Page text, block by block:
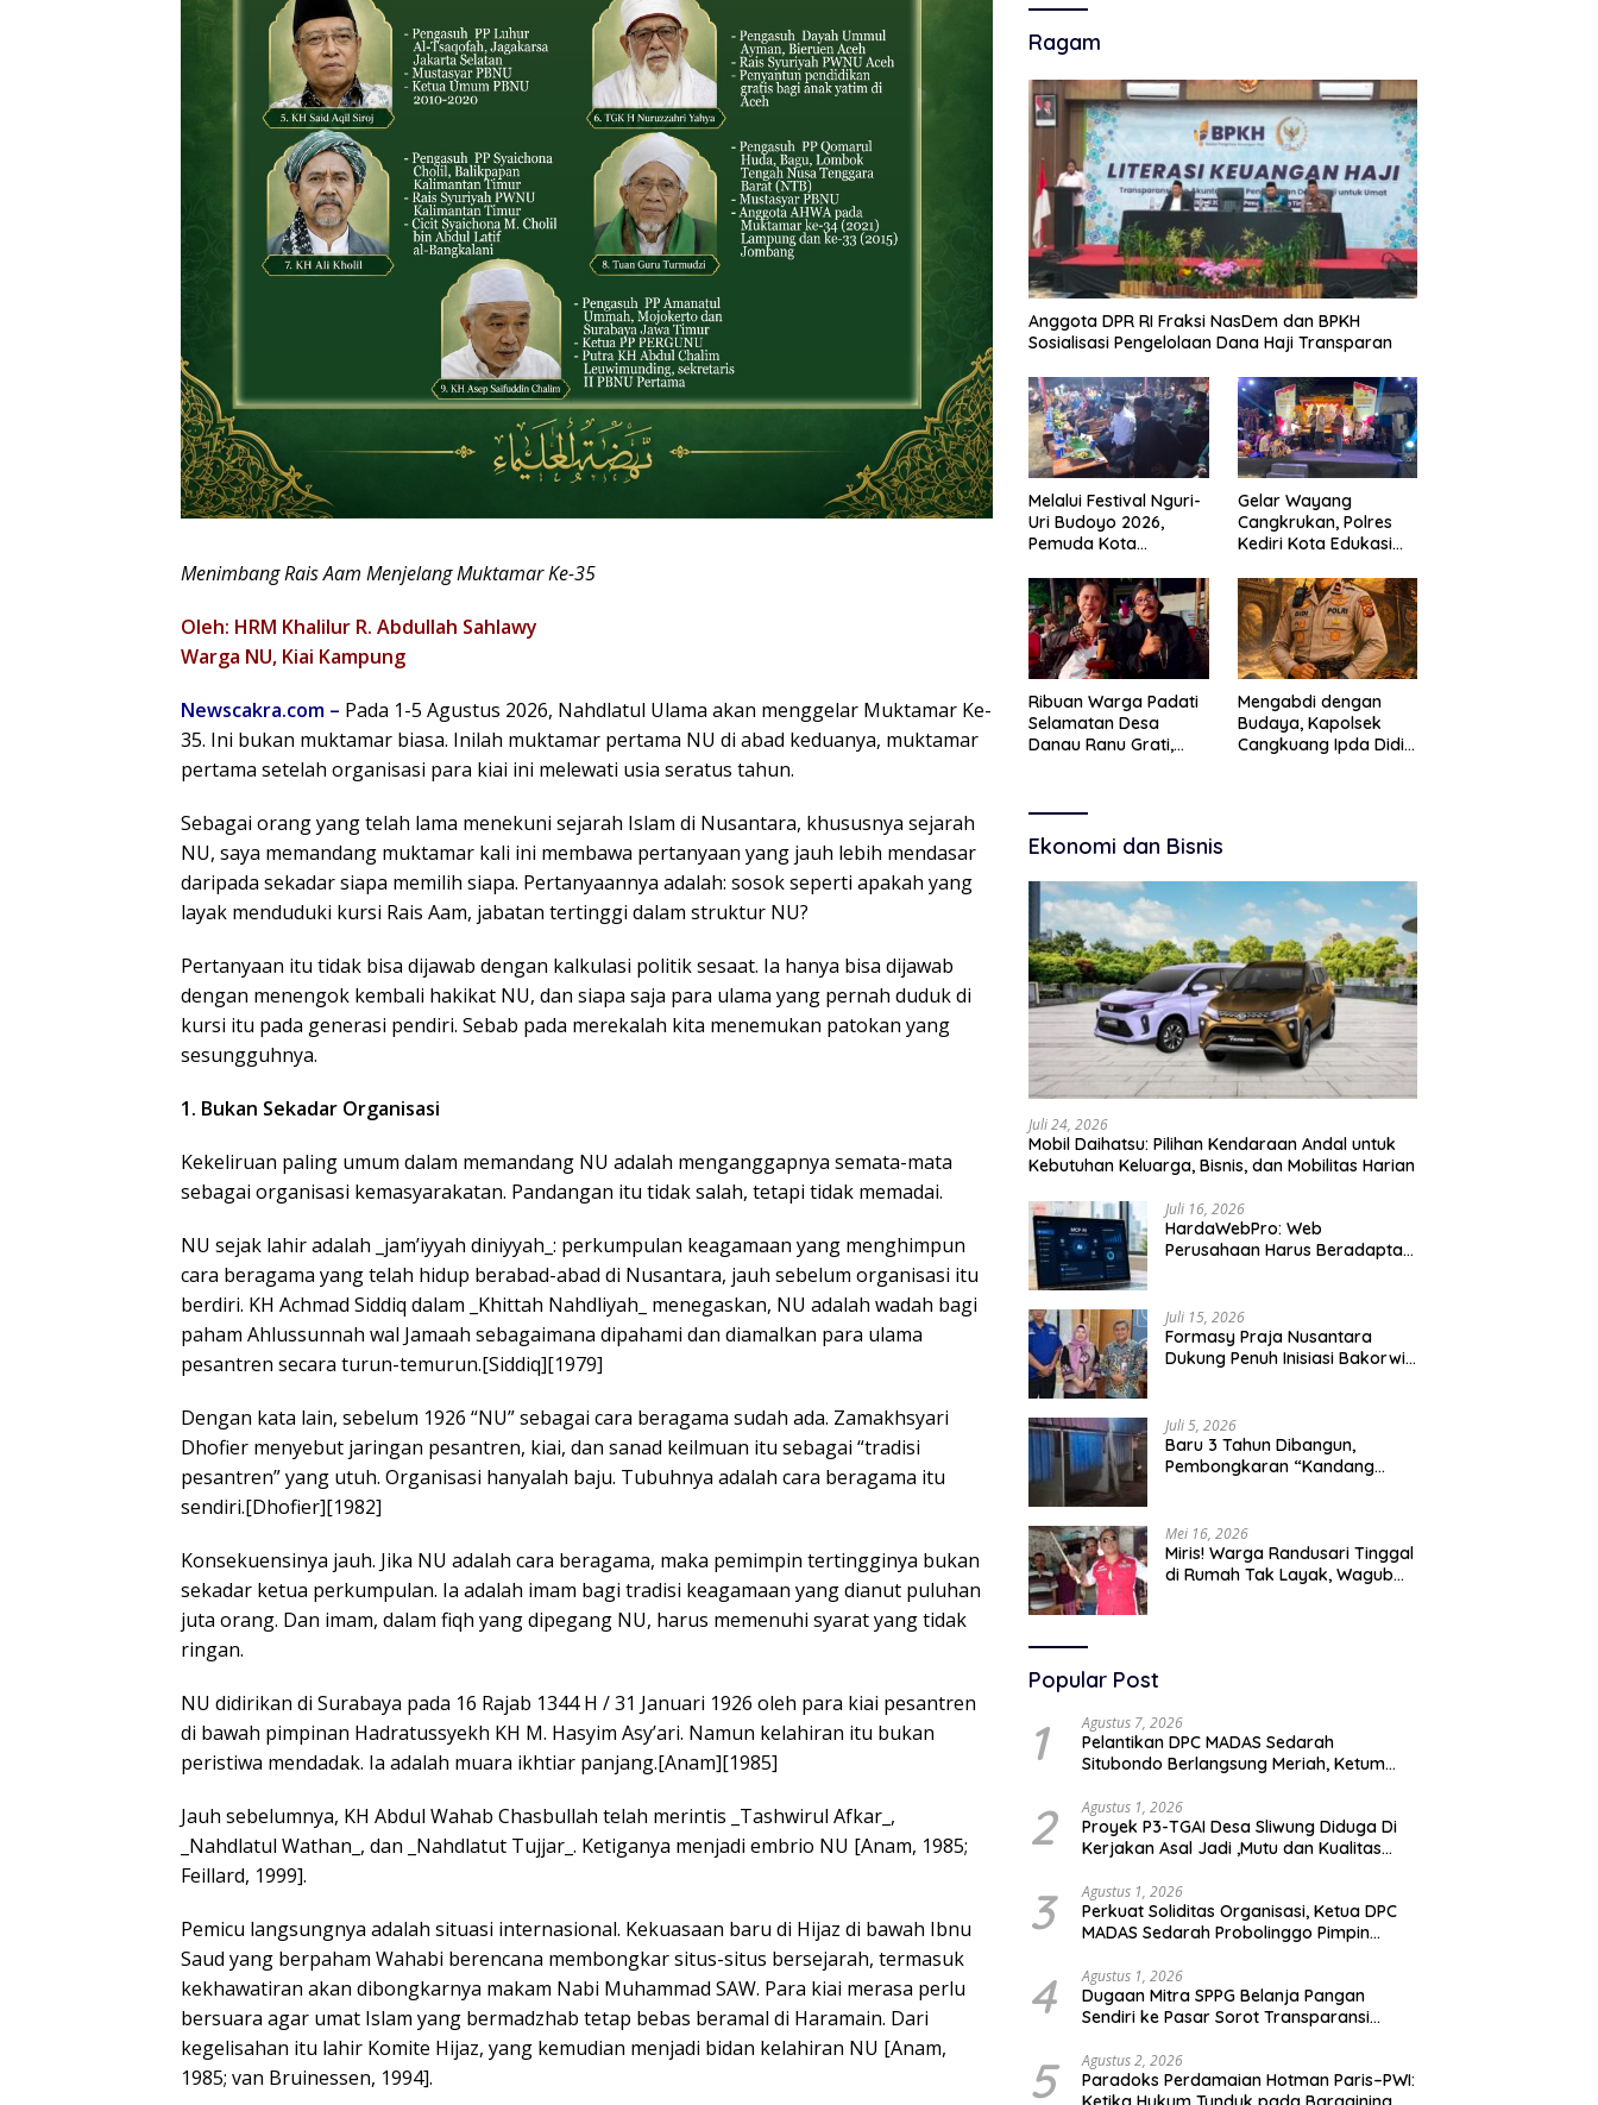
Menimbang Rais Aam Menjelang Muktamar Ke-35
Oleh: HRM Khalilur R. Abdullah Sahlawy
Warga NU, Kiai Kampung
Newscakra.com – Pada 1-5 Agustus 2026, Nahdlatul Ulama akan menggelar Muktamar Ke-
35. Ini bukan muktamar biasa. Inilah muktamar pertama NU di abad keduanya, muktamar
pertama setelah organisasi para kiai ini melewati usia seratus tahun.
Sebagai orang yang telah lama menekuni sejarah Islam di Nusantara, khususnya sejarah
NU, saya memandang muktamar kali ini membawa pertanyaan yang jauh lebih mendasar
daripada sekadar siapa memilih siapa. Pertanyaannya adalah: sosok seperti apakah yang
layak menduduki kursi Rais Aam, jabatan tertinggi dalam struktur NU?
Pertanyaan itu tidak bisa dijawab dengan kalkulasi politik sesaat. Ia hanya bisa dijawab
dengan menengok kembali hakikat NU, dan siapa saja para ulama yang pernah duduk di
kursi itu pada generasi pendiri. Sebab pada merekalah kita menemukan patokan yang
sesungguhnya.
1. Bukan Sekadar Organisasi
Kekeliruan paling umum dalam memandang NU adalah menganggapnya semata-mata
sebagai organisasi kemasyarakatan. Pandangan itu tidak salah, tetapi tidak memadai.
NU sejak lahir adalah _jam’iyyah diniyyah_: perkumpulan keagamaan yang menghimpun
cara beragama yang telah hidup berabad-abad di Nusantara, jauh sebelum organisasi itu
berdiri. KH Achmad Siddiq dalam _Khittah Nahdliyah_ menegaskan, NU adalah wadah bagi
paham Ahlussunnah wal Jamaah sebagaimana dipahami dan diamalkan para ulama
pesantren secara turun-temurun.[Siddiq][1979]
Dengan kata lain, sebelum 1926 “NU” sebagai cara beragama sudah ada. Zamakhsyari
Dhofier menyebut jaringan pesantren, kiai, dan sanad keilmuan itu sebagai “tradisi
pesantren” yang utuh. Organisasi hanyalah baju. Tubuhnya adalah cara beragama itu
sendiri.[Dhofier][1982]
Konsekuensinya jauh. Jika NU adalah cara beragama, maka pemimpin tertingginya bukan
sekadar ketua perkumpulan. Ia adalah imam bagi tradisi keagamaan yang dianut puluhan
juta orang. Dan imam, dalam fiqh yang dipegang NU, harus memenuhi syarat yang tidak
ringan.
NU didirikan di Surabaya pada 16 Rajab 1344 H / 31 Januari 1926 oleh para kiai pesantren
di bawah pimpinan Hadratussyekh KH M. Hasyim Asy’ari. Namun kelahiran itu bukan
peristiwa mendadak. Ia adalah muara ikhtiar panjang.[Anam][1985]
Jauh sebelumnya, KH Abdul Wahab Chasbullah telah merintis _Tashwirul Afkar_,
_Nahdlatul Wathan_, dan _Nahdlatut Tujjar_. Ketiganya menjadi embrio NU [Anam, 1985;
Feillard, 1999].
Pemicu langsungnya adalah situasi internasional. Kekuasaan baru di Hijaz di bawah Ibnu
Saud yang berpaham Wahabi berencana membongkar situs-situs bersejarah, termasuk
kekhawatiran akan dibongkarnya makam Nabi Muhammad SAW. Para kiai merasa perlu
bersuara agar umat Islam yang bermadzhab tetap bebas beramal di Haramain. Dari
kegelisahan itu lahir Komite Hijaz, yang kemudian menjadi bidan kelahiran NU [Anam,
1985; van Bruinessen, 1994].
Ragam
Anggota DPR RI Fraksi NasDem dan BPKH
Sosialisasi Pengelolaan Dana Haji Transparan
Melalui Festival Nguri-
Uri Budoyo 2026,
Pemuda Kota
Karakter Kebudayaan
dan Bebas Narkoba
Gelar Wayang
Cangkrukan, Polres
Kediri Kota Edukasi
Seni Budaya
Ribuan Warga Padati
Selamatan Desa
Danau Ranu Grati,
Pemkab
Mengabdi dengan
Budaya, Kapolsek
Cangkuang Ipda Didi
Ekonomi dan Bisnis
Juli 24, 2026
Mobil Daihatsu: Pilihan Kendaraan Andal untuk
Kebutuhan Keluarga, Bisnis, dan Mobilitas Harian
Juli 16, 2026
HardaWebPro: Web
Perusahaan Harus Beradaptasi
Operasional
Juli 15, 2026
Formasy Praja Nusantara
Dukung Penuh Inisiasi Bakorwil
Juli 5, 2026
Baru 3 Tahun Dibangun,
Pembongkaran “Kandang
Mei 16, 2026
Miris! Warga Randusari Tinggal
di Rumah Tak Layak, Wagub
Popular Post
1 Agustus 7, 2026
Pelantikan DPC MADAS Sedarah
Situbondo Berlangsung Meriah, Ketum
Membela Masyarakat
2 Agustus 1, 2026
Proyek P3-TGAI Desa Sliwung Diduga Di
Kerjakan Asal Jadi ,Mutu dan Kualitas
3 Agustus 1, 2026
Perkuat Soliditas Organisasi, Ketua DPC
MADAS Sedarah Probolinggo Pimpin
4 Agustus 1, 2026
Dugaan Mitra SPPG Belanja Pangan
Sendiri ke Pasar Sorot Transparansi
5 Agustus 2, 2026
Paradoks Perdamaian Hotman Paris–PWI: